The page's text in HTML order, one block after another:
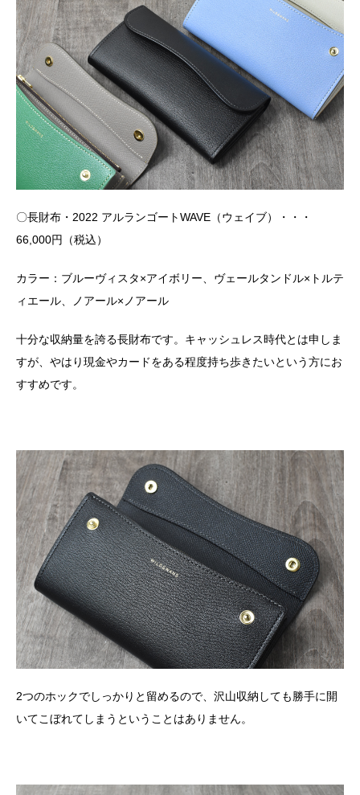
〇長財布・2022 アルランゴートWAVE（ウェイブ）・・・
66,000円（税込）
カラー：ブルーヴィスタ×アイボリー、ヴェールタンドル×トルテ
ィエール、ノアール×ノアール
十分な収納量を誇る長財布です。キャッシュレス時代とは申しま
すが、やはり現金やカードをある程度持ち歩きたいという方にお
すすめです。
2つのホックでしっかりと留めるので、沢山収納しても勝手に開
いてこぼれてしまうということはありません。